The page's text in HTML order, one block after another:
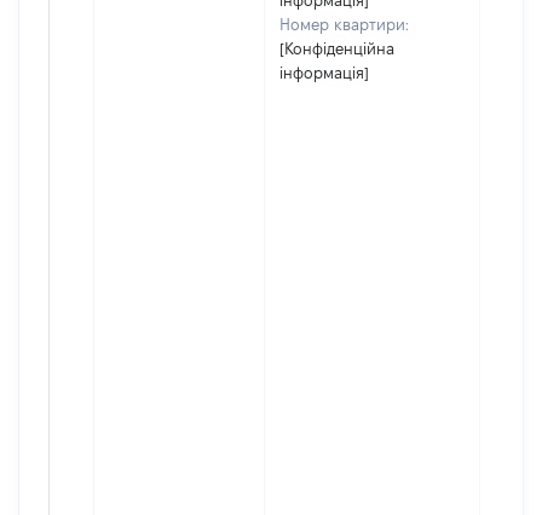
Номер квартири:
[Конфіденційна
інформація]